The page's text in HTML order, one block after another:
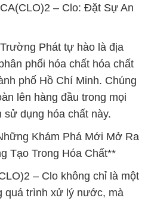
– Clo: Đặt Sự An
Phát tự hào là địa
phối hóa chất hóa chất
phố Hồ Chí Minh. Chúng
lên hàng đầu trong mọi
sử dụng hóa chất này.
Khám Phá Mới Mở Ra
Tạo Trong Hóa Chất**
– Clo không chỉ là một
quá trình xử lý nước, mà